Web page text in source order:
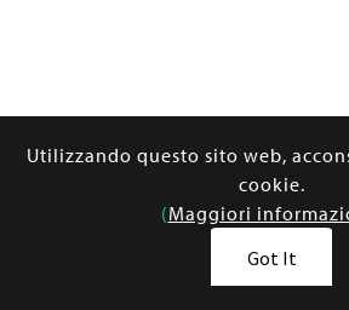
Utilizzando questo sito web,
cookie.
(Maggiori
Got It